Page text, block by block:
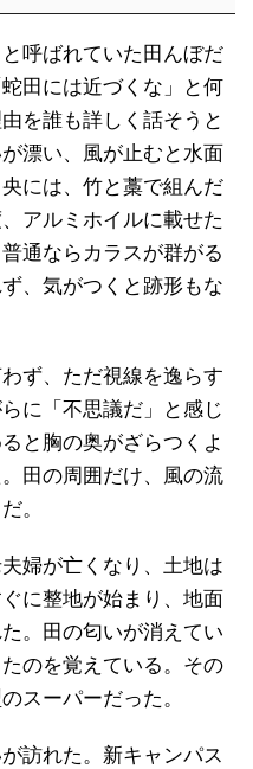
呼ばれていた田んぼだ
田には近づくな」と何
を誰も詳しく話そうと
漂い、風が止むと水面
には、竹と藁で組んだ
アルミホイルに載せた
通ならカラスが群がる
、気がつくと跡形もな
ず、ただ視線を逸らす
に「不思議だ」と感じ
と胸の奥がざらつくよ
田の周囲だけ、風の流
。
婦が亡くなり、土地は
に整地が始まり、地面
。田の匂いが消えてい
のを覚えている。その
スーパーだった。
訪れた。新キャンパス